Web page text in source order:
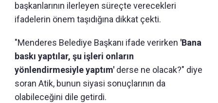
başkanlarının ilerleyen süreçte verecekleri
ifadelerin önem taşıdığına dikkat çekti.
"Menderes Belediye Başkanı ifade verirken 'Bana
baskı yaptılar, şu işleri onların
yönlendirmesiyle yaptım' derse ne olacak?" diye
soran Atik, bunun siyasi sonuçlarının da
olabileceğini dile getirdi.